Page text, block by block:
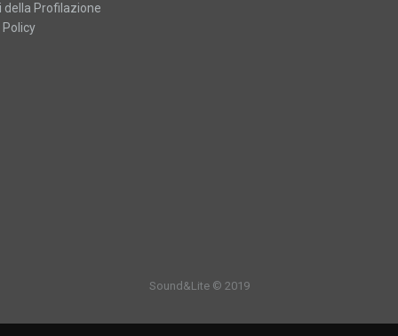
della Profilazione
Policy
Sound&Lite © 2019